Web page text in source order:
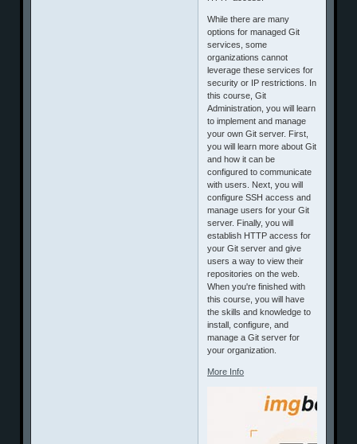
While there are many
options for managed Git
services, some
organizations cannot
leverage these services for
security or IP restrictions. In
this course, Git
Administration, you will learn
to implement and manage
your own Git server. First,
you will learn more about Git
and how it can be
configured to communicate
with users. Next, you will
configure SSH access and
manage users for your Git
server. Finally, you will
establish HTTP access for
your Git server and give
users a way to view their
repositories on the web.
When you're finished with
this course, you will have
the skills and knowledge to
install, configure, and
manage a Git server for
your organization.
More Info